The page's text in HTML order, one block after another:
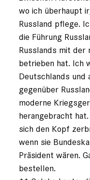
wo ich überhaupt
Russland pflege.
die Führung
Russlands mit der
betrieben hat. Ich
Deutschlands und
gegenüber
moderne
herangebracht
sich den Kopf
wenn sie
Präsident wären.
bestellen.